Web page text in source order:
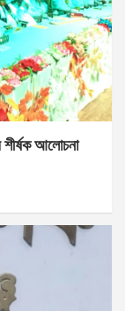
আলোচনা